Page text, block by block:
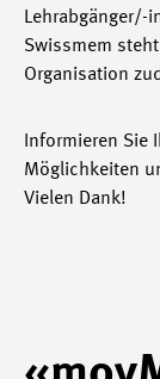
Lehrabgänger/-
Swissmem
Organisation
Informieren Sie
Möglichkeiten
Vielen Dank!